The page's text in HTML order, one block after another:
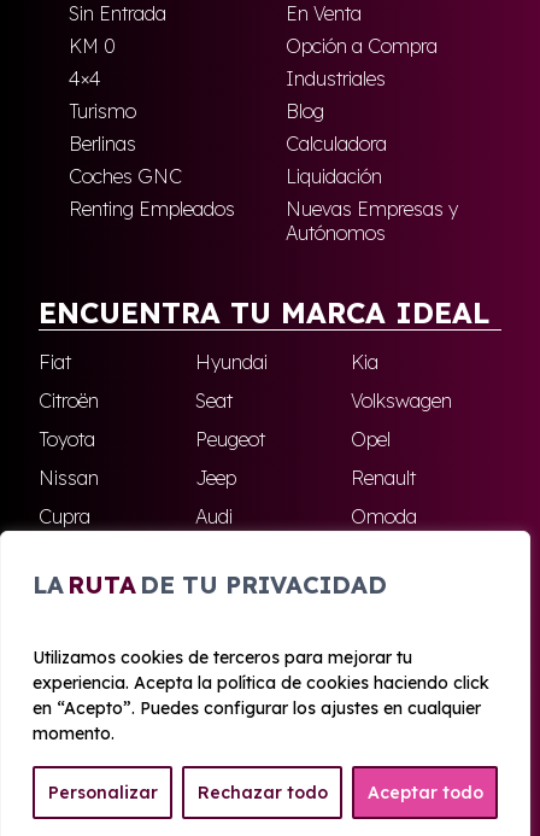
LA RUTA DE TU PRIVACIDAD
Utilizamos cookies de terceros para mejorar tu
experiencia. Acepta la política de cookies haciendo click
en “Acepto”. Puedes configurar los ajustes en cualquier
momento.
Personalizar Rechazar todo Aceptar todo
Sin Entrada
En Venta
KM 0
Opción a Compra
4×4
Industriales
Turismo
Blog
Berlinas
Calculadora
Coches GNC
Liquidación
Renting Empleados
Nuevas Empresas y
Autónomos
ENCUENTRA TU MARCA IDEAL
Fiat Hyundai
Kia
Citroën
Seat
Volkswagen
Toyota
Peugeot
Opel
Nissan
Jeep
Renault
Cupra
Audi
Omoda
Skoda
Ford Todas las marcas
© 2020 - 2026 Azahara Renting
Aviso legal y Privacidad